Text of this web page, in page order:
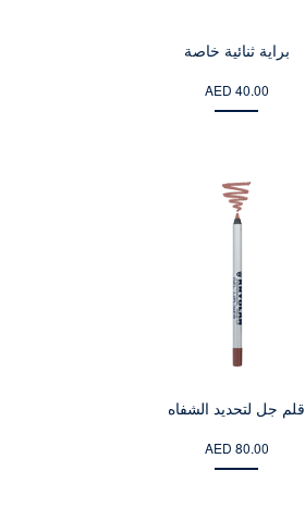
براية ثنائية خاصة
AED 40.00
قلم جل لتحديد الشفاه
AED 80.00